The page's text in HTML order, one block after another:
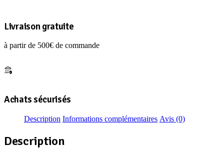
Livraison gratuite
à partir de 500€ de commande
Achats sécurisés
Description Informations complémentaires Avis (0)
Description